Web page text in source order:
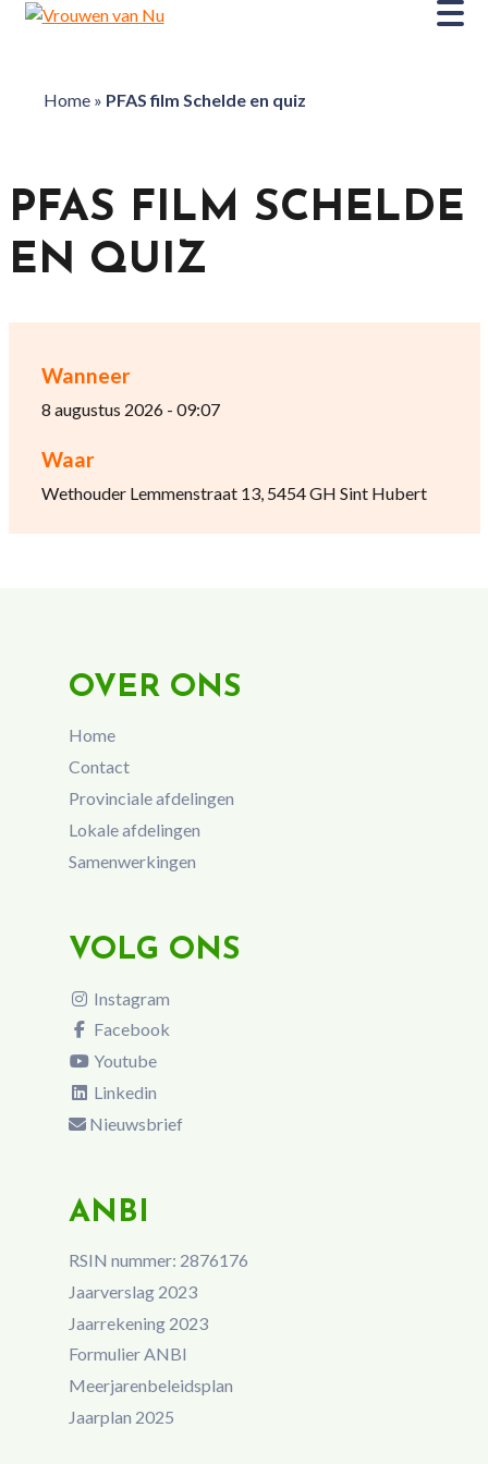
Home» PFAS film Schelde en quiz
Wanneer
8 augustus 2026 - 09:07
Waar
Wethouder Lemmenstraat 13, 5454 GH Sint Hubert
PFAS FILM SCHELDE
EN QUIZ
OVER ONS
Home
Contact
Provinciale afdelingen
Lokale afdelingen
Samenwerkingen
VOLG ONS
Instagram
Facebook
Youtube
Linkedin
Nieuwsbrief
ANBI
RSIN nummer: 2876176
Jaarverslag 2023
Jaarrekening 2023
Formulier ANBI
Meerjarenbeleidsplan
Jaarplan 2025